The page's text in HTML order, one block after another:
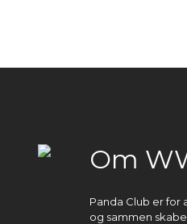
Om
Panda Club er
og sammen